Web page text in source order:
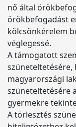
nő által
örökbefogadást
kölcsönkérelem
véglegessé.
A támogatott
szüneteltetésére,
magyarországi
szüneteltetésére
gyermekre
A törlesztés